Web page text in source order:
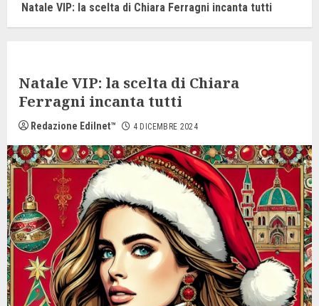
Natale VIP: la scelta di Chiara Ferragni incanta tutti
Natale VIP: la scelta di Chiara
Ferragni incanta tutti
Redazione Edilnet™ 4 DICEMBRE 2024